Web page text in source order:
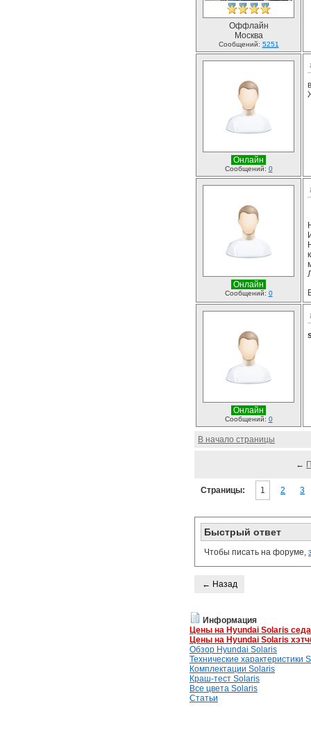
Оффлайн
Москва
Сообщений: 5251
Онлайн
Сообщений: 0
Онлайн
Сообщений: 0
Онлайн
Сообщений: 0
В начало страницы
←
Страницы: 1 2 3
Быстрый ответ
Чтобы писать на форуме,
← Назад
Информация
Цены на Hyundai Solaris
Цены на Hyundai Solaris
Обзор Hyundai Solaris
Технические характеристики
Комплектации Solaris
Краш-тест Solaris
Все цвета Solaris
Статьи